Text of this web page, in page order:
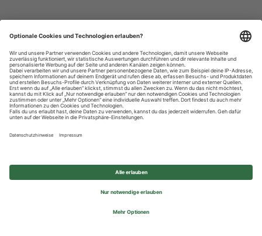
Datenschutzhinweise
Impressum
Privatsphäre-Einstellungen
© 2026 REWE Group - All rights reserved